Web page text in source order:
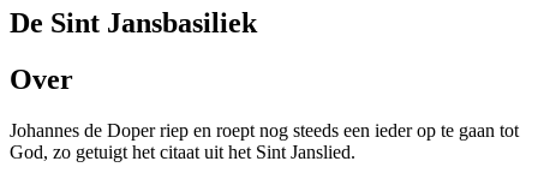
De Sint Jansbasiliek
Over
Johannes de Doper riep en roept nog steeds een ieder op te gaan tot
God, zo getuigt het citaat uit het Sint Janslied.